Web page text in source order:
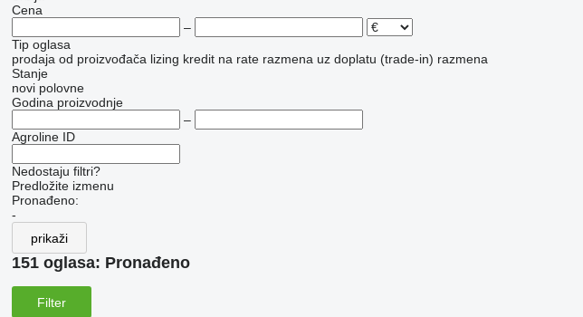
Cena
–
Tip oglasa
prodaja od proizvođača lizing kredit na rate razmena uz doplatu (trade-in) razmena
Stanje
novi polovne
Godina proizvodnje
–
Agroline ID
Nedostaju filtri?
Predložite izmenu
Pronađeno:
-
prikaži
151 oglasa: Pronađeno
Filter